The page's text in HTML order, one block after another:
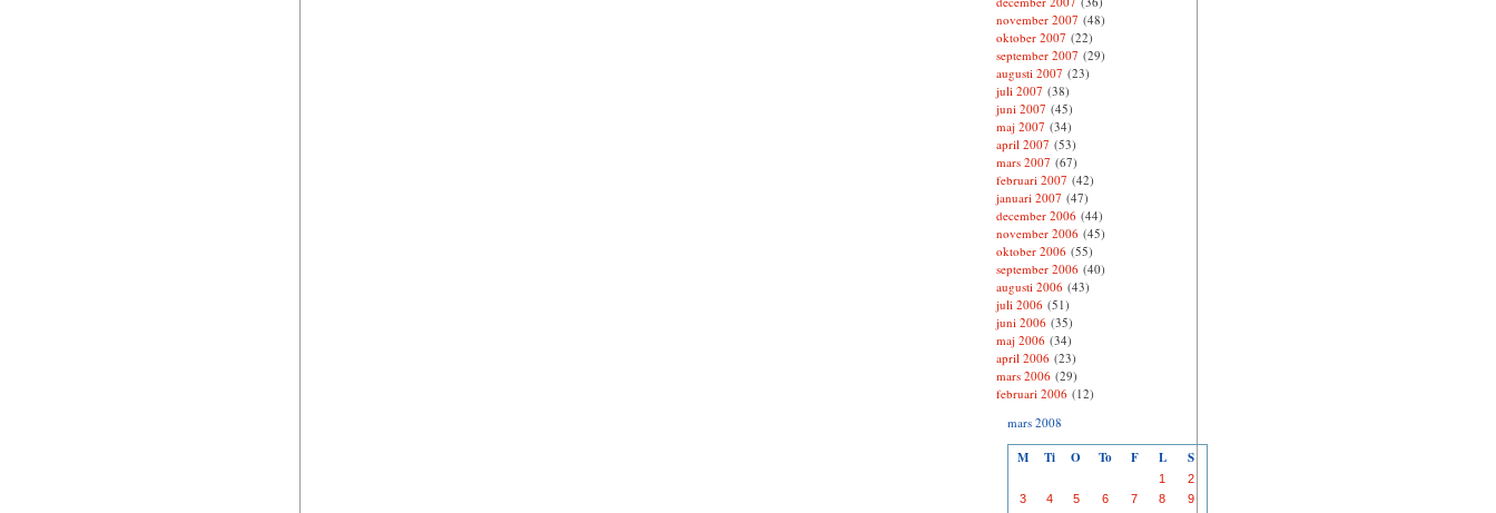
november 2007 (48)
oktober 2007 (22)
september 2007 (29)
augusti 2007 (23)
juli 2007 (38)
juni 2007 (45)
maj 2007 (34)
april 2007 (53)
mars 2007 (67)
februari 2007 (42)
januari 2007 (47)
december 2006(44)
november 2006(45)
oktober 2006(55)
september 2006(40)
augusti 2006(43)
juli 2006(51)
juni 2006(35)
maj 2006(34)
april 2006(23)
mars 2006(29)
februari 2006(12)
mars 2008
M Ti O To F L S
1
2
3
4 5 6 7 8
9